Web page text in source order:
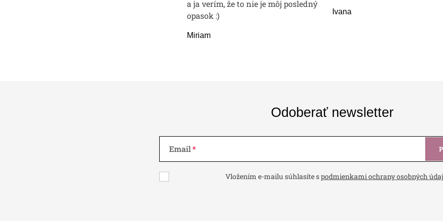
a ja verím, že to nie je môj posledný
opasok :)
Miriam
Ivana
Odoberať newsletter
Email
Vložením e-mailu súhlasíte spodmienkami ochrany osobných